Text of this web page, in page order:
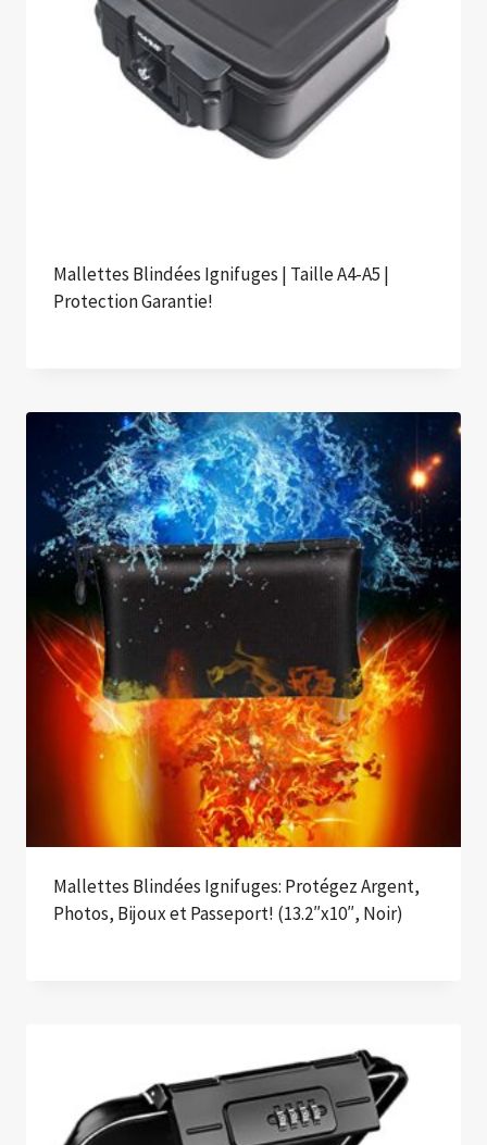
Mallettes Blindées Ignifuges | Taille A4-A5 |
Protection Garantie!
Mallettes Blindées Ignifuges: Protégez Argent,
Photos, Bijoux et Passeport! (13.2″x10″, Noir)